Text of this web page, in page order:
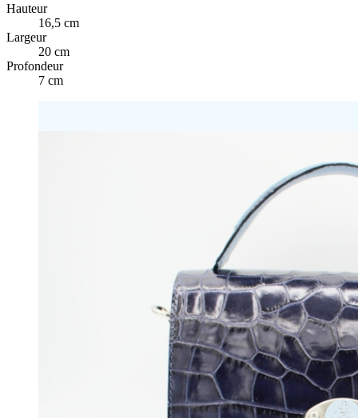
Hauteur
16,5 cm
Largeur
20 cm
Profondeur
7 cm